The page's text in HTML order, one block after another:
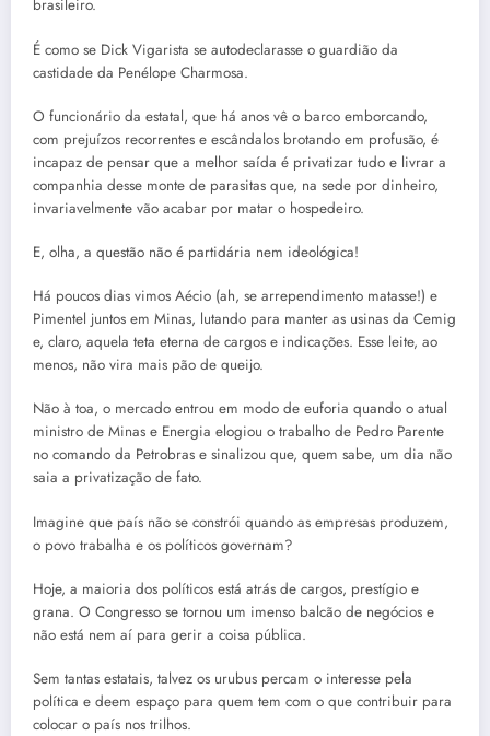
brasileiro.
É como se Dick Vigarista se autodeclarasse o guardião da
castidade da Penélope Charmosa.
O funcionário da estatal, que há anos vê o barco emborcando,
com prejuízos recorrentes e escândalos brotando em profusão, é
incapaz de pensar que a melhor saída é privatizar tudo e livrar a
companhia desse monte de parasitas que, na sede por dinheiro,
invariavelmente vão acabar por matar o hospedeiro.
E, olha, a questão não é partidária nem ideológica!
Há poucos dias vimos Aécio (ah, se arrependimento matasse!) e
Pimentel juntos em Minas, lutando para manter as usinas da Cemig
e, claro, aquela teta eterna de cargos e indicações. Esse leite, ao
menos, não vira mais pão de queijo.
Não à toa, o mercado entrou em modo de euforia quando o atual
ministro de Minas e Energia elogiou o trabalho de Pedro Parente
no comando da Petrobras e sinalizou que, quem sabe, um dia não
saia a privatização de fato.
Imagine que país não se constrói quando as empresas produzem,
o povo trabalha e os políticos governam?
Hoje, a maioria dos políticos está atrás de cargos, prestígio e
grana. O Congresso se tornou um imenso balcão de negócios e
não está nem aí para gerir a coisa pública.
Sem tantas estatais, talvez os urubus percam o interesse pela
política e deem espaço para quem tem com o que contribuir para
colocar o país nos trilhos.